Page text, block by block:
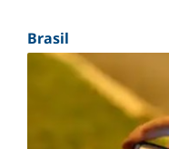
Brasil